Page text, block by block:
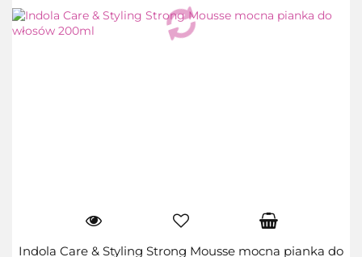
Indola Care & Styling Strong Mousse mocna pianka do